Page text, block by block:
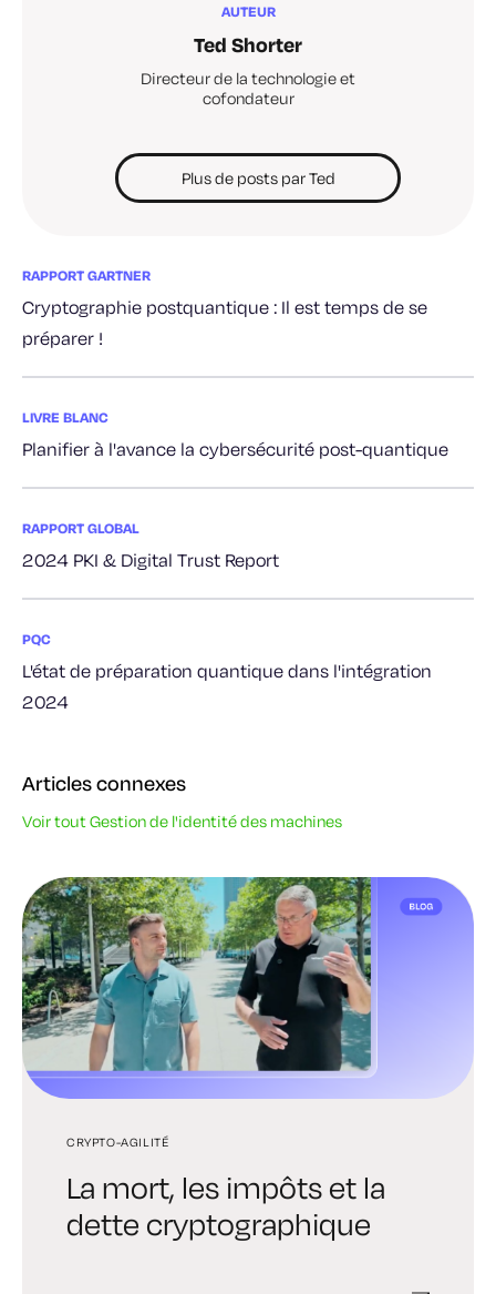
AUTEUR
Ted Shorter
Directeur de la technologie et
cofondateur
Plus de posts par Ted
RAPPORT GARTNER
Cryptographie postquantique : Il est temps de se
préparer !
LIVRE BLANC
Planifier à l'avance la cybersécurité post-quantique
RAPPORT GLOBAL
2024 PKI & Digital Trust Report
PQC
L'état de préparation quantique dans l'intégration
2024
Articles connexes
Voir tout Gestion de l'identité des machines
CRYPTO-AGILITÉ
La mort, les impôts et la
dette cryptographique
AI
Pourquoi nous
envisageons d'acquérir
GESTION DE L'IDENTITÉ MACHINE
Les normes défendues par
Keyfactor